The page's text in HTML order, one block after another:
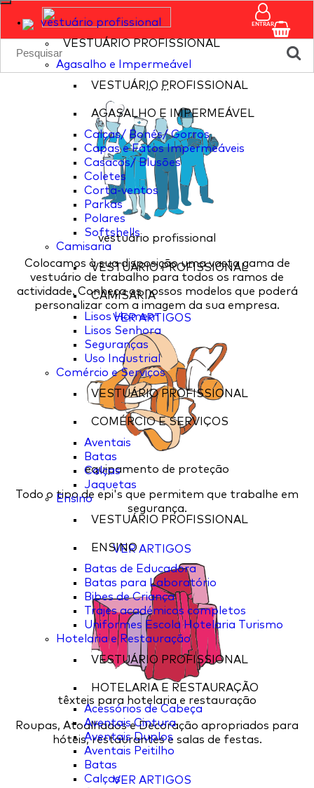
vestuário profissional
VESTUÁRIO PROFISSIONAL
Agasalho e Impermeável
VESTUÁRIO PROFISSIONAL
AGASALHO E IMPERMEÁVEL
Calças/ Bonés/ Gorros
Capas e Fatos Impermeáveis
Casacos/ Blusões
Coletes
Corta-ventos
Parkas
Polares
Softshells
Camisaria
VESTUÁRIO PROFISSIONAL
CAMISARIA
Lisos Homem
Lisos Senhora
Seguranças
Uso Industrial
Comércio e Serviços
VESTUÁRIO PROFISSIONAL
COMÉRCIO E SERVIÇOS
Aventais
Batas
Calças
Jaquetas
Ensino
VESTUÁRIO PROFISSIONAL
ENSINO
Batas de Educadora
Batas para Laboratório
Bibes de Criança
Trajes académicos completos
Uniformes Escola Hotelaria Turismo
Hotelaria e Restauração
VESTUÁRIO PROFISSIONAL
HOTELARIA E RESTAURAÇÃO
Acessórios de Cabeça
Aventais Cintura
Aventais Duplos
Aventais Peitilho
Batas
Calças
ENTRAR
... ...
vestuário profissional
Colocamos à sua disposição uma vasta gama de
vestuário de trabalho para todos os ramos de
actividade. Conheça os nossos modelos que poderá
personalizar com a imagem da sua empresa.
VER ARTIGOS
equipamento de proteção
Todo o tipo de epi's que permitem que trabalhe em
segurança.
VER ARTIGOS
têxteis para hotelaria e restauração
Roupas, Atoalhados e Decoração apropriados para
hóteis, restaurantes e salas de festas.
VER ARTIGOS